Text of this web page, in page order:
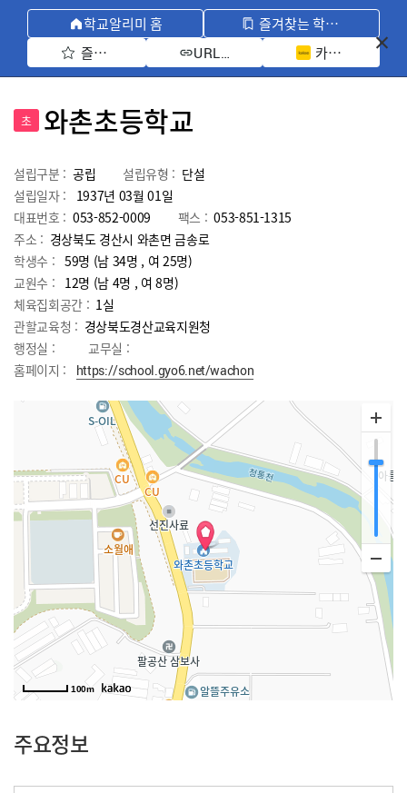
학교알리미 홈
즐겨찾는 학교 모아보기
즐겨찾기 선택
URL 복사 카카오톡 공유
초 와촌초등학교
설립구분 : 공립 설립유형 : 단설
설립일자 :
1937년 03월 01일
대표번호 : 053-852-0009 팩스 : 053-851-1315
주소 : 경상북도 경산시 와촌면 금송로
학생수 : 59명 (남 34명 , 여 25명)
교원수 : 12명 (남 4명 , 여8명)
체육집회공간 : 1실
관할교육청 : 경상북도경산교육지원청
행정실 :
교무실 :
홈페이지 :
https://school.gyo6.net/wachon
100m
주요정보